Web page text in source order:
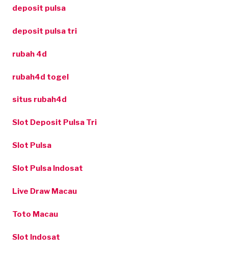
deposit pulsa
deposit pulsa tri
rubah 4d
rubah4d togel
situs rubah4d
Slot Deposit Pulsa Tri
Slot Pulsa
Slot Pulsa Indosat
Live Draw Macau
Toto Macau
Slot Indosat